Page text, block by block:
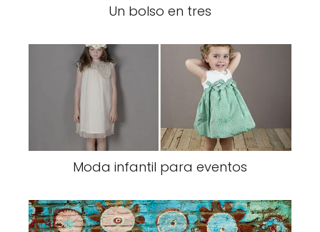
Un bolso en tres
Moda infantil para eventos